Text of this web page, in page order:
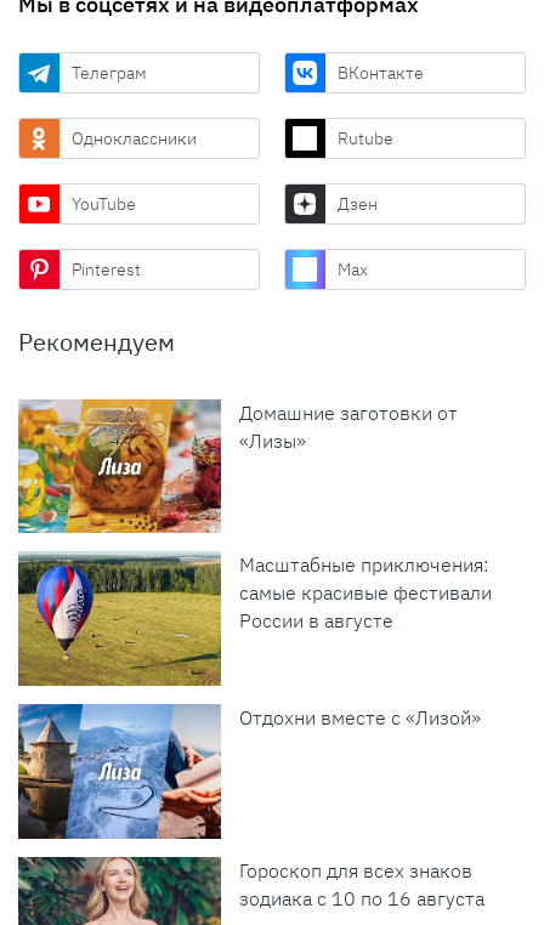
Телеграм ВКонтакте
Одноклассники Rutube
YouTube Дзен
Pinterest Max
Рекомендуем
Домашние заготовки от
«Лизы»
Масштабные приключения:
самые красивые фестивали
России в августе
Отдохни вместе с «Лизой»
Гороскоп для всех знаков
зодиака с 10 по 16 августа